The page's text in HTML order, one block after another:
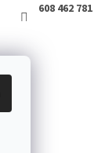
608 462 781